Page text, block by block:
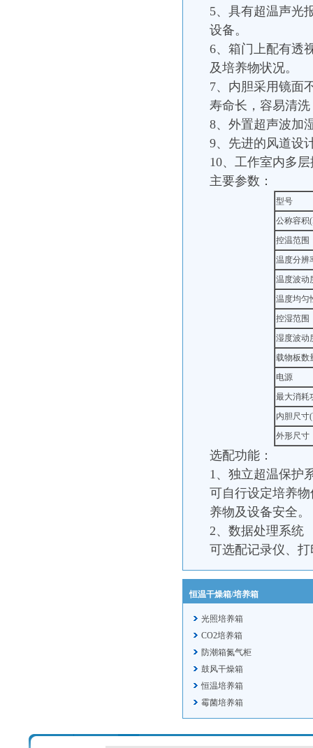
5、具有超温声光
设备。
6、箱门上配有透
及培养物状况。
7、内胆采用镜面
寿命长，容易清洗
8、外置超声波加
9、先进的风道设
10、工作室内多
主要参数：
型号
公称容积
控温范围
温度分辨
温度波动
温度均匀
控湿范围
湿度波动
载物板数
电源
最大消耗
内胆尺寸
外形尺寸
选配功能：
1、独立超温保护
可自行设定培养
养物及设备安全。
2、数据处理系统
可选配记录仪、
恒温干燥箱/培养箱
光照培养箱
CO2培养箱
防潮箱氮气柜
鼓风干燥箱
恒温培养箱
霉菌培养箱